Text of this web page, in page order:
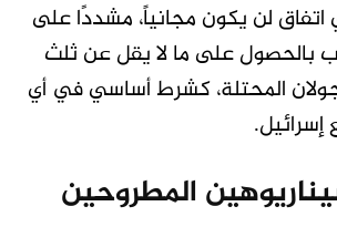
اتفاق لن يكون مجانياً، مشددًا على
على ما لا يقل عن ثلث
المحتلة، كشرط أساسي في أي
المطروحين